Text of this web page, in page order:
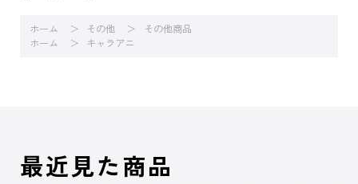
ホーム その他
その他商品
ホーム
キャラアニ
最近見た商品